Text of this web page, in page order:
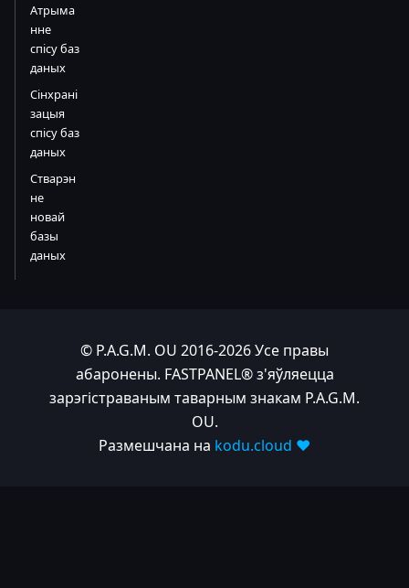
Атрыма
нне
спісу баз
даных
Сінхрані
зацыя
спісу баз
даных
Стварэн
не
новай
базы
даных
© P.A.G.M. OU 2016-2026 Усе правы
абаронены. FASTPANEL® з'яўляецца
зарэгістраваным таварным знакам P.A.G.M.
OU.
Размешчана на kodu.cloud ❤️